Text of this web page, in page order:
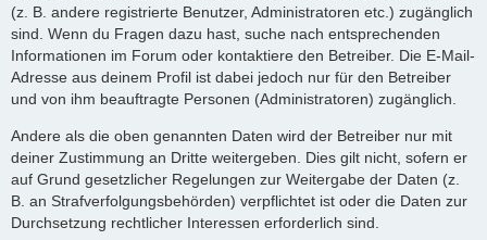
(z. B. andere registrierte Benutzer, Administratoren etc.) zugänglich
sind. Wenn du Fragen dazu hast, suche nach entsprechenden
Informationen im Forum oder kontaktiere den Betreiber. Die E-Mail-
Adresse aus deinem Profil ist dabei jedoch nur für den Betreiber
und von ihm beauftragte Personen (Administratoren) zugänglich.
Andere als die oben genannten Daten wird der Betreiber nur mit
deiner Zustimmung an Dritte weitergeben. Dies gilt nicht, sofern er
auf Grund gesetzlicher Regelungen zur Weitergabe der Daten (z.
B. an Strafverfolgungsbehörden) verpflichtet ist oder die Daten zur
Durchsetzung rechtlicher Interessen erforderlich sind.